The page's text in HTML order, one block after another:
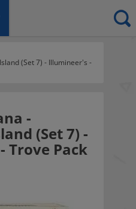
(Set 7) - Illumineer's -
-
(Set 7) -
Trove Pack